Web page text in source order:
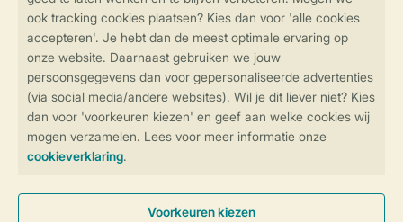
privacy
Veilig en snel online boeken
SSL certificaat
Veilige gegevensoverdracht
Veilige betaling